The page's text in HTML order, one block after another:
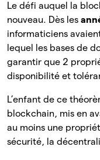
Le défi auquel la
nouveau. Dès les
informaticiens
lequel les bases de
garantir que 2
disponibilité et
L’enfant de ce
blockchain, mis en
au moins une
sécurité, la